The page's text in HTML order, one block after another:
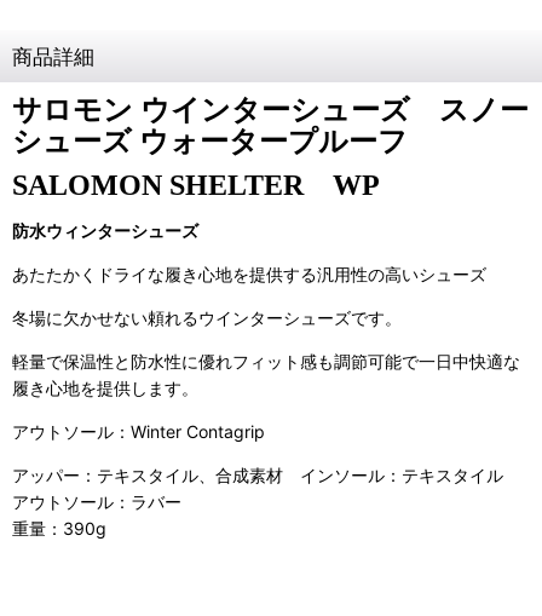
商品詳細
サロモン ウインターシューズ スノー
シューズ ウォータープルーフ
SALOMON SHELTER WP
防水ウィンターシューズ
あたたかくドライな履き心地を提供する汎用性の高いシューズ
冬場に欠かせない頼れるウインターシューズです。
軽量で保温性と防水性に優れフィット感も調節可能で一日中快適な
履き心地を提供します。
アウトソール：Winter Contagrip
アッパー：テキスタイル、合成素材 インソール：テキスタイル
アウトソール：ラバー
重量：390g